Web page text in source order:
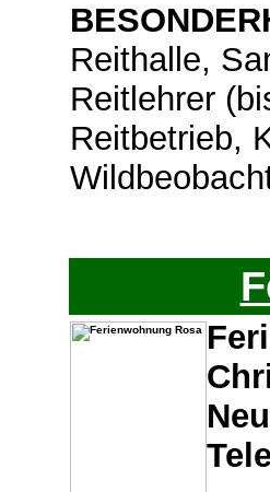
Reithalle,
Reitlehrer
Reitbetrieb,